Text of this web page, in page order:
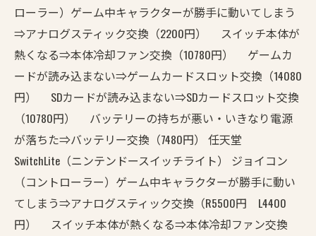
ローラー）ゲーム中キャラクターが勝手に動いてしまう
⇒アナログスティック交換（2200円） スイッチ本体が
熱くなる⇒本体冷却ファン交換（10780円） ゲームカ
ードが読み込まない⇒ゲームカードスロット交換（14080
円） SDカードが読み込まない⇒SDカードスロット交換
（10780円） バッテリーの持ちが悪い・いきなり電源
が落ちた⇒バッテリー交換（7480円） 任天堂
SwitchLite（ニンテンドースイッチライト） ジョイコン
（コントローラー）ゲーム中キャラクターが勝手に動い
てしまう⇒アナログスティック交換（R5500円 L4400
円） スイッチ本体が熱くなる⇒本体冷却ファン交換